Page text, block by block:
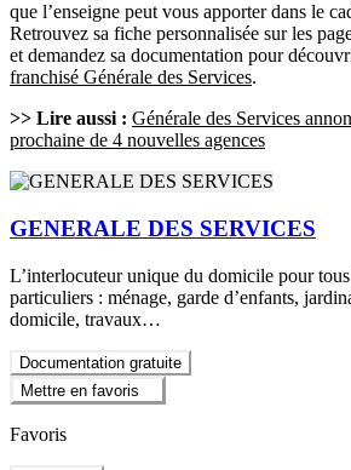
que l’enseigne peut vous apporter dans le
Retrouvez sa fiche personnalisée sur les
et demandez sa documentation pour
franchisé Générale des Services.
>> Lire aussi : Générale des Services
prochaine de 4 nouvelles agences
GENERALE DES SERVICES
L’interlocuteur unique du domicile pour tous
particuliers : ménage, garde d’enfants,
domicile, travaux…
Documentation gratuite
Mettre en favoris
Favoris